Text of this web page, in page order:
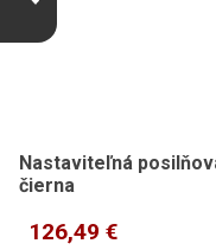
Nastaviteľná
čierna
126,49 €